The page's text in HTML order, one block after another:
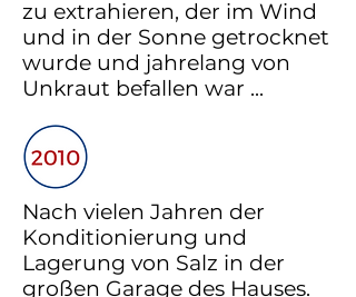
zu extrahieren, der im Wind
und in der Sonne getrocknet
wurde und jahrelang von
Unkraut befallen war ...
Nach vielen Jahren der
Konditionierung und
Lagerung von Salz in der
großen Garage des Hauses.